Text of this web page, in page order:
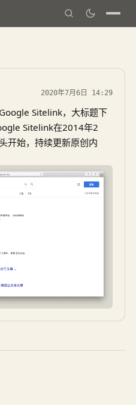
2020年7月6日 14:29
Sitelink，大标题下
Sitelink在2014年2
开始，持续更新原创内